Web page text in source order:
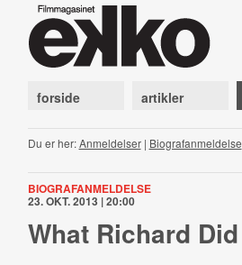
forside artikler
Du er her:Anmeldelser| Biografanmeldelse
BIOGRAFANMELDELSE
23. OKT. 2013 | 20:00
What Richard Did